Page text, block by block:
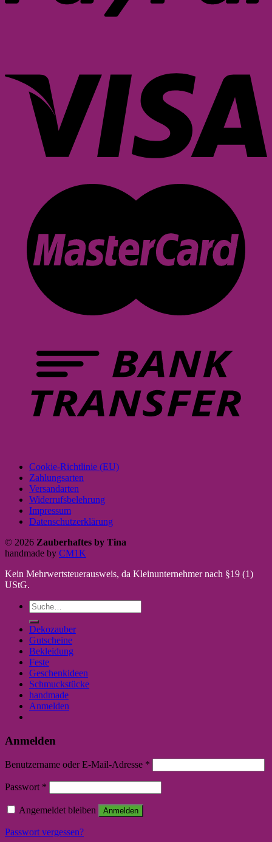
Cookie-Richtlinie (EU)
Zahlungsarten
Versandarten
Widerrufsbelehrung
Impressum
Datenschutzerklärung
© 2026 Zauberhaftes by Tina
handmade by CM1K
Kein Mehrwertsteuerausweis, da Kleinunternehmer nach §19 (1)
UStG.
Suche
nach:
Dekozauber
Gutscheine
Bekleidung
Feste
Geschenkideen
Schmuckstücke
handmade
Anmelden
Anmelden
Benutzername oder E-Mail-Adresse *
Passwort *
Angemeldet bleiben Anmelden
Passwort vergessen?